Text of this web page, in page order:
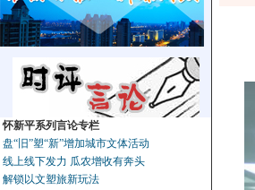
怀新平系列言论专栏
盘“旧”塑“新”增加城市文体活动
线上线下发力 瓜农增收有奔头
解锁以文塑旅新玩法